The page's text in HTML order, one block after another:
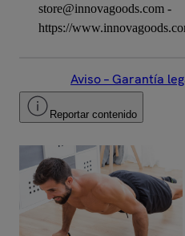
store@innovagoods.com -
https://
Aviso – Garantía
Reportar contenido